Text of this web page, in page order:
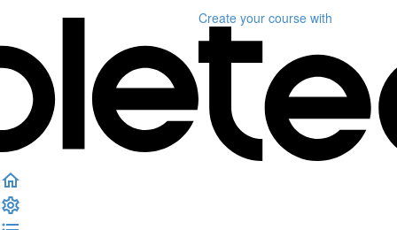
Create your course with